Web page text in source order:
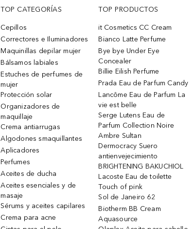
TOP CATEGORÍAS
Cepillos
Correctores e Iluminadores
Maquinillas depilar mujer
Bálsamos labiales
Estuches de perfumes de
mujer
Protección solar
Organizadores de
maquillaje
Crema antiarrugas
Algodones smaquillantes
Aplicadores
Perfumes
Aceites de ducha
Aceites esenciales y de
masaje
Sérums y aceites capilares
Crema para acne
TOP PRODUCTOS
it Cosmetics CC Cream
Bianco Latte Perfume
Bye bye Under Eye
Concealer
Billie Eilish Perfume
Prada Eau de Parfum Candy
Lancôme Eau de Parfum La
vie est belle
Serge Lutens Eau de
Parfum Collection Noire
Ambre Sultan
Dermocracy Suero
antienvejecimiento
BRIGHTENING BAKUCHIOL
Lacoste Eau de toilette
Touch of pink
Sol de Janeiro 62
Biotherm BB Cream
Aquasource